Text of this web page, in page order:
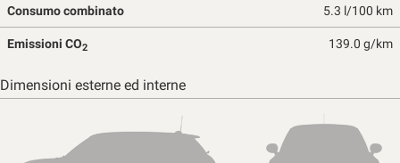
Consumo combinato 5.3 l/100 km
Emissioni CO2 139.0 g/km
Dimensioni esterne ed interne